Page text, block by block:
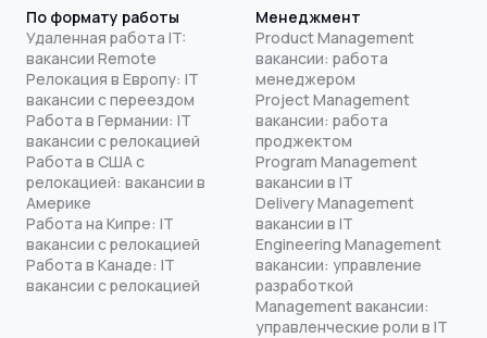
По формату работы
Удаленная работа IT:
вакансии Remote
Релокация в Европу: IT
вакансии с переездом
Работа в Германии: IT
вакансии с релокацией
Работа в США с
релокацией: вакансии в
Америке
Работа на Кипре: IT
вакансии с релокацией
Работа в Канаде: IT
вакансии с релокацией
Менеджмент
Product Management
вакансии: работа
менеджером
Project Management
вакансии: работа
проджектом
Program Management
вакансии в IT
Delivery Management
вакансии в IT
Engineering Management
вакансии: управление
разработкой
Management вакансии:
управленческие роли в IT